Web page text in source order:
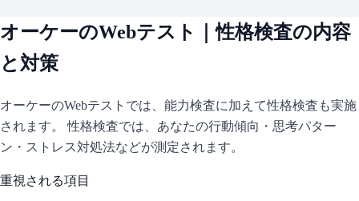
オーケーのWebテスト｜性格検査の内容
と対策
オーケーのWebテストでは、能力検査に加えて性格検査も実施
されます。 性格検査では、あなたの行動傾向・思考パター
ン・ストレス対処法などが測定されます。
重視される項目